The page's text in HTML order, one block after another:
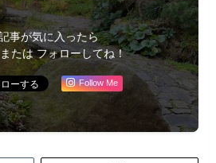
事が気に入ったら
たは フォローしてね！
Follow Me